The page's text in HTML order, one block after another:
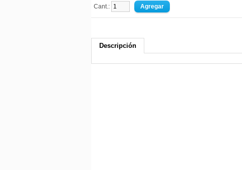
Cant.:
Descripción